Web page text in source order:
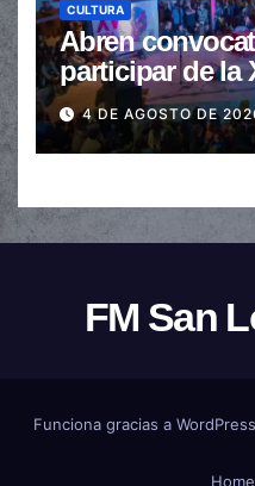
CULTURA
Abren
participar de la
de Salta
4 DE AGOSTO DE
FM San
Funciona gracias a WordPress
Home